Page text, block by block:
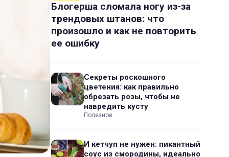
Блогерша сломала ногу из-за
трендовых штанов: что
произошло и как не повторить
ее ошибку
Секреты роскошного
цветения: как правильно
обрезать розы, чтобы не
навредить кусту
Полезное
И кетчуп не нужен: пикантный
соус из смородины, идеально